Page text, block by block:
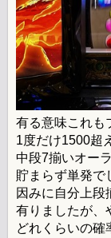
有る意味これも
1度だけ1500超
中段7揃いオー
貯まらず単発で
因みに自分上段
有りましたが、
どれくらいの確